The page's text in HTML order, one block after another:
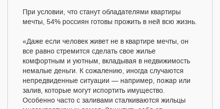
При условии, что станут обладателями квартиры
мечты, 54% россиян готовы прожить в ней всю жизнь.
«Даже если человек живет не в квартире мечты, он
все равно стремится сделать свое жилье
комфортным и уютным, вкладывая в недвижимость
немалые деньги. К сожалению, иногда случаются
непредвиденные ситуации — например, пожар или
залив, которые могут испортить имущество.
Особенно часто с заливами сталкиваются жильцы